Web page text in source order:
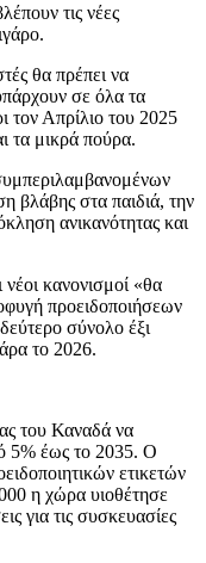
τις νέες
θα πρέπει να
σε όλα τα
τον Απρίλιο του 2025
τα μικρά πούρα.
βλάβης στα παιδιά, την
ανικανότητας και
κανονισμοί «θα
προειδοποιήσεων
σύνολο έξι
το 2026.
του Καναδά να
5% έως το 2035. Ο
ετικετών
η χώρα υιοθέτησε
για τις συσκευασίες